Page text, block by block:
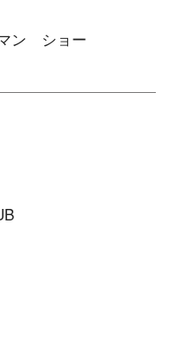
ン ショー